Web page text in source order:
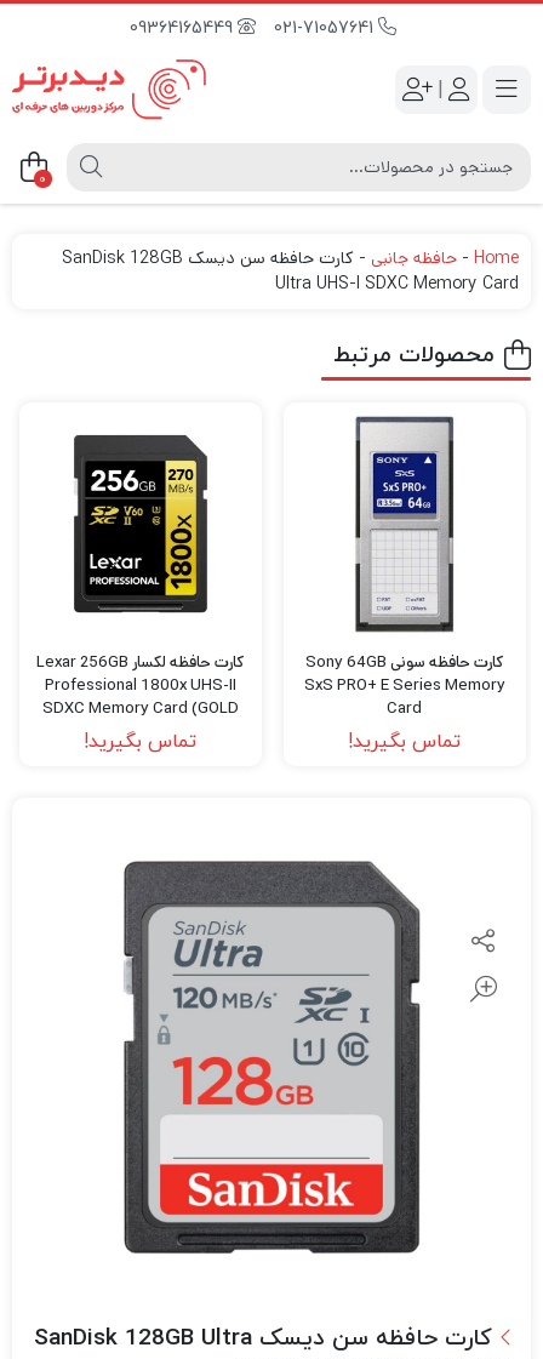
09364165449
|
0
Home
- حافظه جانبی -
کارت حافظه سن دیسک SanDisk 128GB
Ultra UHS-I SDXC Memory Card
محصولات مرتبط
کارت حافظه سونی Sony 64GB
SxS PRO+ E Series Memory
Card
تماس بگیرید!
کارت حافظه لکسار Lexar 256GB
Professional 1800x UHS-II
SDXC Memory Card (GOLD
Series)
تماس بگیرید!
کارت حافظه سن دیسک SanDisk 128GB Ultra